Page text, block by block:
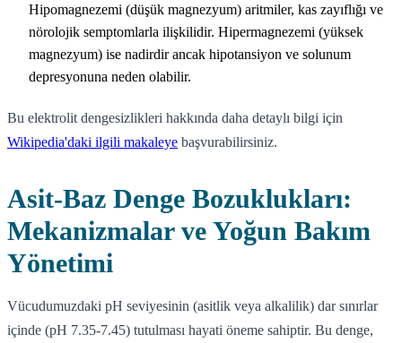
Hipomagnezemi (düşük magnezyum) aritmiler, kas zayıflığı ve
nörolojik semptomlarla ilişkilidir. Hipermagnezemi (yüksek
magnezyum) ise nadirdir ancak hipotansiyon ve solunum
depresyonuna neden olabilir.
Bu elektrolit dengesizlikleri hakkında daha detaylı bilgi için
Wikipedia'daki ilgili makaleye başvurabilirsiniz.
Asit-Baz Denge Bozuklukları:
Mekanizmalar ve Yoğun Bakım
Yönetimi
Vücudumuzdaki pH seviyesinin (asitlik veya alkalilik) dar sınırlar
içinde (pH 7.35-7.45) tutulması hayati öneme sahiptir. Bu denge,